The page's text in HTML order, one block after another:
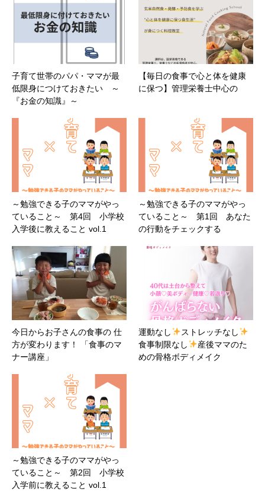
子育て世帯のパパ・ママが最
低限身につけておきたい ～
『お金の知識』～
【毎日の食事で心と体を健康
に保つ】管理栄養士中心の
～勉強できる子のママがやっ
ていること～ 第4回 小学校
入学後に教えること vol.1
～勉強できる子のママがやっ
ていること～ 第1回 あなた
の行動をチェックする
今日からお子さんの食事の 仕
方が変わります！ 「食事のマ
ナー講座」
運動なし
ストレッチなし
食事制限なし
産後ママのた
めの骨格ボディメイク
～勉強できる子のママがやっ
ていること～ 第2回 小学校
入学前に教えること vol.1